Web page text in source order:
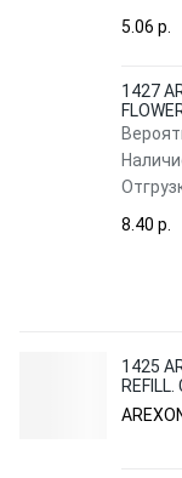
5.06 p.
1427
8.40 p.
1425